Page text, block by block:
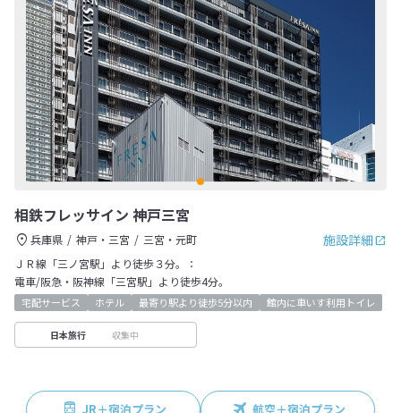
相鉄フレッサイン 神戸三宮
施設詳細
兵庫県 神戸・三宮
三宮・元町
ＪＲ線「三ノ宮駅」より徒歩３分。：
電車/阪急・阪神線「三宮駅」より徒歩4分。
宅配サービス ホテル 最寄り駅より徒歩5分以内 館内に車いす利用トイレ
日本旅行 収集中
JR＋宿泊プラン 航空＋宿泊プラン